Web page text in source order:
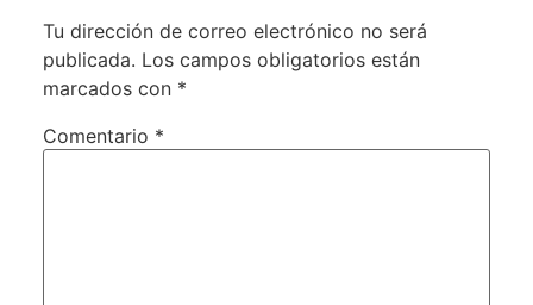
Tu dirección de correo electrónico no será
publicada. Los campos obligatorios están
marcados con *
Comentario *